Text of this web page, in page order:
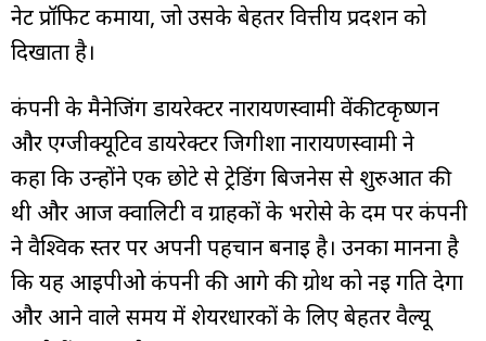
नेट प्रॉफिट कमाया, जो उसके बेहतर वित्तीय प्रदर्शन को
दिखाता है।
कंपनी के मैनेजिंग डायरेक्टर नारायणस्वामी वेंकीटकृष्णन
और एग्जीक्यूटिव डायरेक्टर जिगीशा नारायणस्वामी ने
कहा कि उन्होंने एक छोटे से ट्रेडिंग बिजनेस से शुरुआत की
थी और आज क्वालिटी व ग्राहकों के भरोसे के दम पर कंपनी
ने वैश्विक स्तर पर अपनी पहचान बनाई है। उनका मानना है
कि यह आईपीओ कंपनी की आगे की ग्रोथ को नई गति देगा
और आने वाले समय में शेयरधारकों के लिए बेहतर वैल्यू